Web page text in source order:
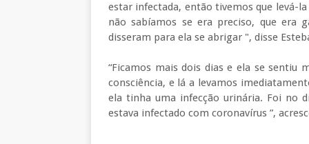
estar infectada, então tivemos que levá-
não sabíamos se era preciso, que era
disseram para ela se abrigar ", disse
“Ficamos mais dois dias e ela se sentiu
consciência, e lá a levamos
ela tinha uma infecção urinária. Foi no
estava infectado com coronavírus ”,